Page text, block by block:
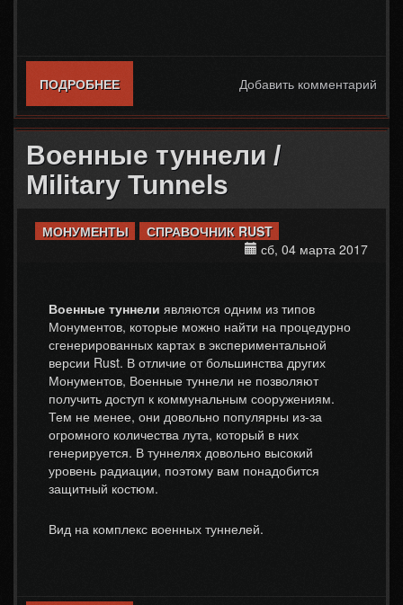
ПОДРОБНЕЕО ГАВАНЬ / HARBORДобавить комментарий
Военные туннели /
Military Tunnels
МОНУМЕНТЫ
СПРАВОЧНИК RUST
сб, 04 марта 2017
Военные туннели являются одним из типов
Монументов, которые можно найти на процедурно
сгенерированных картах в экспериментальной
версии Rust. В отличие от большинства других
Монументов, Военные туннели не позволяют
получить доступ к коммунальным сооружениям.
Тем не менее, они довольно популярны из-за
огромного количества лута, который в них
генерируется. В туннелях довольно высокий
уровень радиации, поэтому вам понадобится
защитный костюм.
Вид на комплекс военных туннелей.